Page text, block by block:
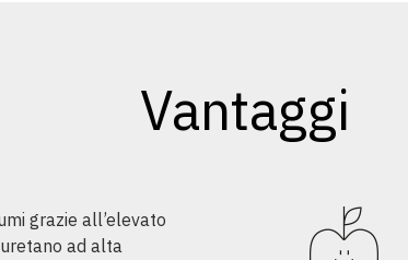
Vantaggi
grazie all’elevato
ad alta